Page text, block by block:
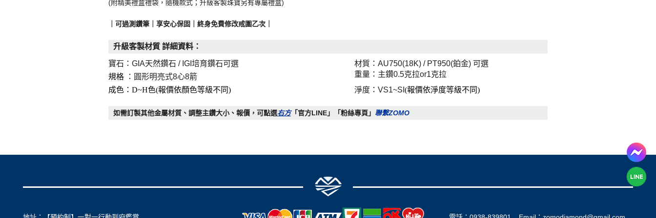
(附精美禮盒禮袋，隨機款式；升級客製珠寶另有專屬禮盒)
｜可過測鑽筆｜享安心保固｜終身免費修改戒圍乙次｜
升級客製材質 詳細資料：
寶石： GIA天然鑽石 / I GI培育鑽石可選
材質：AU750(18K) / PT950(鉑金) 可選
規格 ：圓形明亮式8心8箭
重量：主鑽0.5克拉or1克拉
成色：D~H色(報價依顏色等級不同)
淨度：VS1~SI (報價依淨度等級不同)
如需訂製其他金屬材質、調整主鑽大小、報價，可點選右方「官方LINE」「粉絲專頁」 聯繫ZOMO